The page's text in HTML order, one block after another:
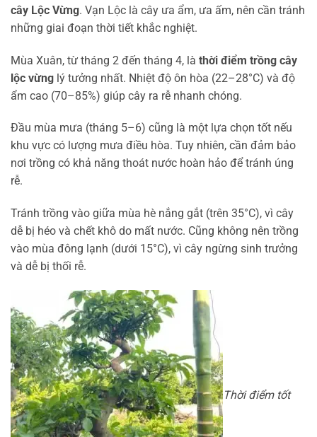
cây Lộc Vừng. Vạn Lộc là cây ưa ẩm, ưa ấm, nên cần tránh
những giai đoạn thời tiết khắc nghiệt.
Mùa Xuân, từ tháng 2 đến tháng 4, là thời điểm trồng cây
lộc vừng lý tưởng nhất. Nhiệt độ ôn hòa (22–28°C) và độ
ẩm cao (70–85%) giúp cây ra rễ nhanh chóng.
Đầu mùa mưa (tháng 5–6) cũng là một lựa chọn tốt nếu
khu vực có lượng mưa điều hòa. Tuy nhiên, cần đảm bảo
nơi trồng có khả năng thoát nước hoàn hảo để tránh úng
rễ.
Tránh trồng vào giữa mùa hè nắng gắt (trên 35°C), vì cây
dễ bị héo và chết khô do mất nước. Cũng không nên trồng
vào mùa đông lạnh (dưới 15°C), vì cây ngừng sinh trưởng
và dễ bị thối rễ.
Thời điểm tốt